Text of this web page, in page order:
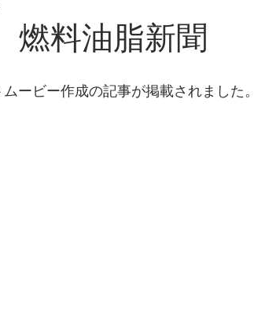
燃料油脂新聞
ービー作成の記事が掲載されました。